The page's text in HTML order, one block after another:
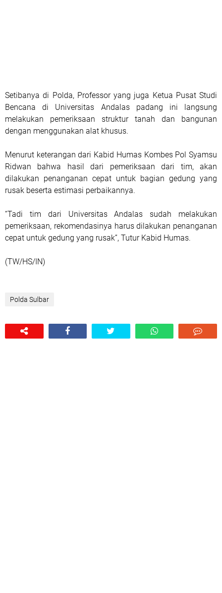
Setibanya di Polda, Professor yang juga Ketua Pusat Studi
Bencana di Universitas Andalas padang ini langsung
melakukan pemeriksaan struktur tanah dan bangunan
dengan menggunakan alat khusus.
Menurut keterangan dari Kabid Humas Kombes Pol Syamsu
Ridwan bahwa hasil dari pemeriksaan dari tim, akan
dilakukan penanganan cepat untuk bagian gedung yang
rusak beserta estimasi perbaikannya.
“Tadi tim dari Universitas Andalas sudah melakukan
pemeriksaan, rekomendasinya harus dilakukan penanganan
cepat untuk gedung yang rusak”, Tutur Kabid Humas.
(TW/HS/IN)
Polda Sulbar